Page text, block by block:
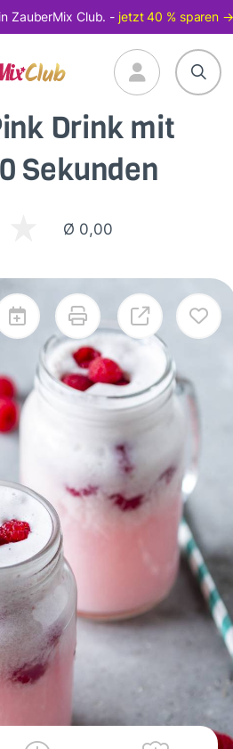
ZauberMix Club. - jetzt 40 % sparen →
Drink mit
Sekunden
Ø 0,00